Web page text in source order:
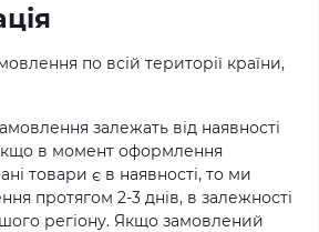
по всій території країни,
залежать від наявності
в момент оформлення
товари є в наявності, то ми
протягом 2-3 днів, в залежності
регіону. Якщо замовлений